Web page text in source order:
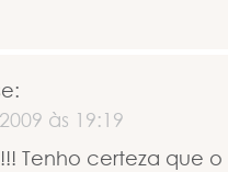
às 19:19
Tenho certeza que o